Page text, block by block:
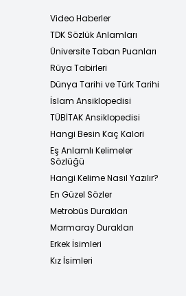
Video Haberler
TDK Sözlük Anlamları
Üniversite Taban Puanları
Rüya Tabirleri
Dünya Tarihi ve Türk Tarihi
İslam Ansiklopedisi
TÜBİTAK Ansiklopedisi
Hangi Besin Kaç Kalori
Eş Anlamlı Kelimeler
Sözlüğü
Hangi Kelime Nasıl Yazılır?
En Güzel Sözler
Metrobüs Durakları
Marmaray Durakları
Erkek İsimleri
Kız İsimleri